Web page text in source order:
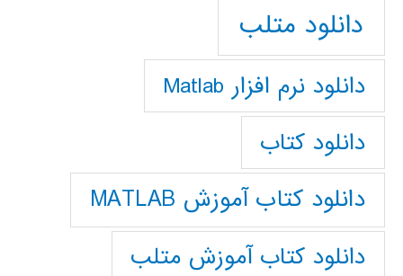
دانلود متلب
دانلود نرم افزار Matlab
دانلود کتاب
دانلود کتاب آموزش MATLAB
دانلود کتاب آموزش متلب